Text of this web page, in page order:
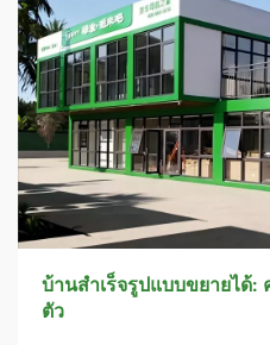
บ้านสำเร็จรูปแบบขยายได้
ตัว